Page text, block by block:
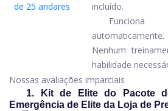
incluído.
Funciona
automaticamente.
Nenhum
habilidade
Nossas avaliações imparciais
1. Kit de Elite do Pacote
Emergência de Elite da Loja de